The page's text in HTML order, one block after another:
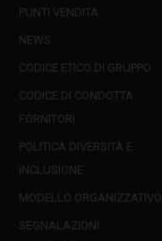
PUNTI VENDITA
NEWS
CODICE ETICO DI GRUPPO
CODICE DI CONDOTTA
FORNITORI
POLITICA DIVERSITÀ E
INCLUSIONE
MODELLO ORGANIZZATIVO
SEGNALAZIONI